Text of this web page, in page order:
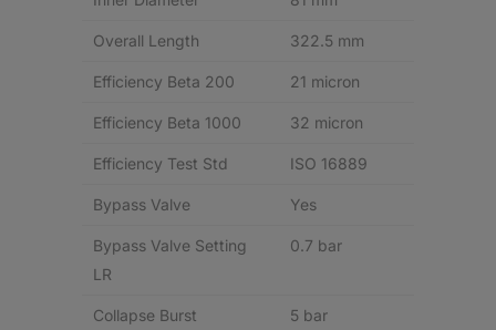
Overall Length 322.5 mm
Efficiency Beta 200 21 micron
Efficiency Beta 1000 32 micron
Efficiency Test Std ISO 16889
Bypass Valve Yes
Bypass Valve Setting
LR
0.7 bar
Collapse Burst 5 bar